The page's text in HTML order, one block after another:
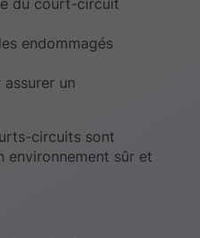
du court-circuit
endommagés
un
circuits sont
environnement sûr et